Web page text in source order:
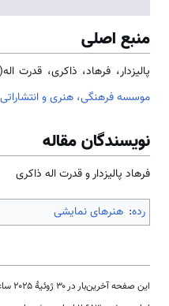
منبع اصلی
پالیزدار، فرهاد، ذاکری، قدرت اله(1402). جامعه و فرهنگ ژاپن، تهران:
موسسه فرهنگی، هنری و
نویسندگان مقاله
فرهاد پالیزدار و قدرت اله ذاکری
رده: هنرهای نمایشی
این صفحه آخرین‌بار در ‏۳۰ ژوئیهٔ ۲۰۲۵ ساعت ‏۱۸:۰۴ ویرایش شده است.